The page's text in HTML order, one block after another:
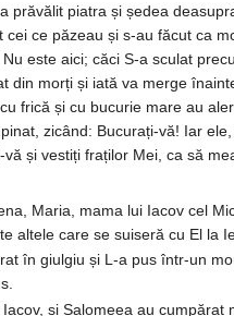
prăvălit piatra și ședea
ce păzeau și s-au făcut ca
este aici; căci S-a sculat
din morți și iată va merge
frică și cu bucurie mare au
zicând: Bucurați-vă! Iar
și vestiți fraților Mei, ca să
Maria, mama lui Iacov cel
altele care se suiseră cu El la
în giulgiu și L-a pus într-un
și Salomeea au cumpărat